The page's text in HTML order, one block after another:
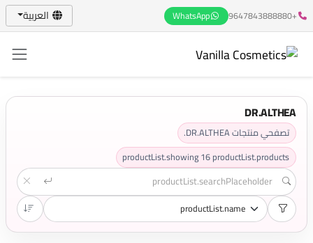
+9647843888880
WhatsApp العربية
DR.ALTHEA
تصفحي منتجات DR.ALTHEA.
productList.showing16productList.products